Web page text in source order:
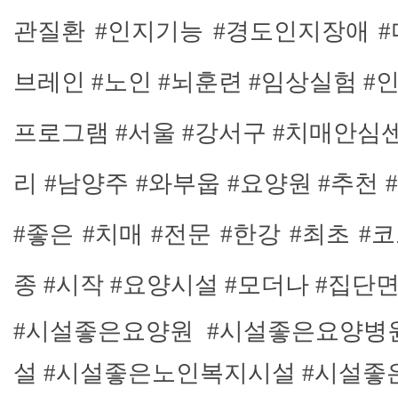
관질환 #인지기능 #경도인지장애
브레인 #노인 #뇌 훈련 #임상실험 #
프로그램 #서울 #강서구 #치매안심
리 #남양주 #와부웁 #요양원 #추천
#좋은 #치매 #전문 #한강 #최초 #
종 #시작 #요양시설 #모더나 #집단
#시설좋은요양원 #시설좋은요양
설 #시설좋은노인복지시설 #시설좋